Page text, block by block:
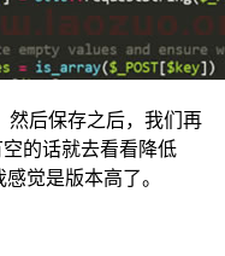
然后保存之后，我们再
的话就去看看降低
觉是版本高了。